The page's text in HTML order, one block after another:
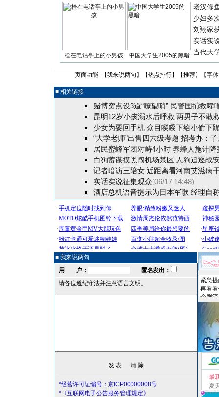
栓在电话亭上的小男孩 中国大学生2005的黑暗
老汉修
少妇多
刘翔家
实话实
当代大
页面功能 【我来说两句 】【热点排行】【推荐】【字
■ 相关链接
赌博窝点设3道“瞭望哨” 民警围捕救哮
昆明12岁小孩溺水后呼救 两男子不敢
少女为要回手机 众目睽睽下给小偷下
“大学老师”出售四六级考题 招考办：
居民蜜蜂军团对峙4小时 养蜂人施计降
白狗蓄谋摸黑闯机场禁区 人狗追逐战
记者暗访三陪女 近距离看河南艾滋病
实话实说征集观众(06/17 14:48)
酒店总机语音提示为日本军歌 经理自
■ 我来说两句
用 户：
匿名发出：
请各位遵纪守法并注意语言文明。
*经营许可证编号：京ICP00000008号
*《互联网电子公告服务管理规定》
最
夏